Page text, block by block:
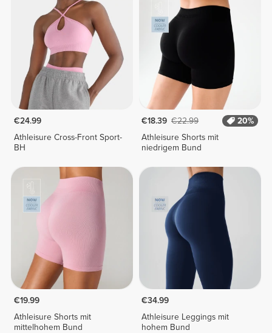
€24.99
Athleisure Cross-Front Sport-
BH
€18.39 €22.99
20%
Athleisure Shorts mit
niedrigem Bund
€19.99
Athleisure Shorts mit
mittelhohem Bund
€34.99
Athleisure Leggings mit
hohem Bund